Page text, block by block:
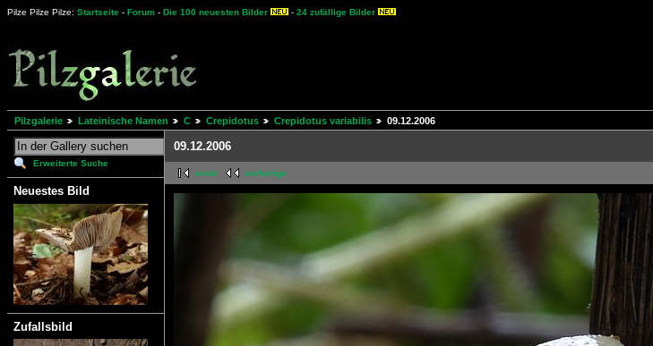
Pilze Pilze Pilze: Startseite - Forum - Die 100 neuesten Bilder - 24 zufällige Bilder
Pilzgalerie Lateinische Namen C Crepidotus Crepidotus variabilis 09.12.2006
Erweiterte Suche
Neuestes Bild
Zufallsbild
09.12.2006
erste vorherige